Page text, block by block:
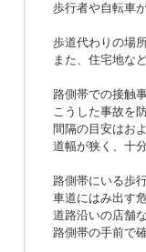
歩行者や自転車
歩道代わりの場
また、住宅地な
路側帯での接触
こうした事故を
間隔の目安はお
道幅が狭く、十
路側帯にいる歩
車道にはみ出す
道路沿いの店舗
路側帯の手前で